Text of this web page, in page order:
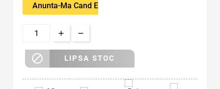
Anunta-Ma Cand Este Disponibil
 LIPSA STOC